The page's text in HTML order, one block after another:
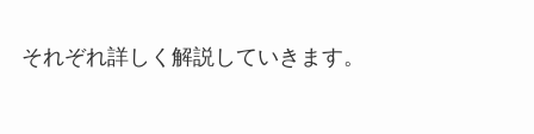
それぞれ詳しく解説していきます。